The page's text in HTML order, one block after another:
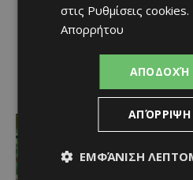
Αθλητικά
Χάθηκε ο
Afentiko - 09/08/
στις Ρυθμίσεις cookies.
Απορρήτου
ΑΠΟΔΟΧΉ
ΕΜΦΆΝΙΣΗ